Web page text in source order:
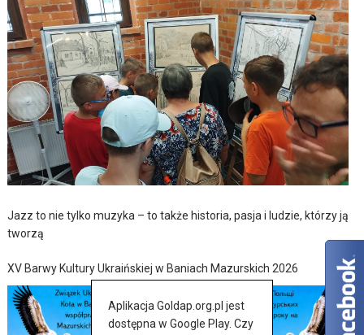
Jazz to nie tylko muzyka – to także historia, pasja i ludzie, którzy ją
tworzą
XV Barwy Kultury Ukraińskiej w Baniach Mazurskich 2026
Aplikacja Goldap.org.pl jest
dostępna w Google Play. Czy